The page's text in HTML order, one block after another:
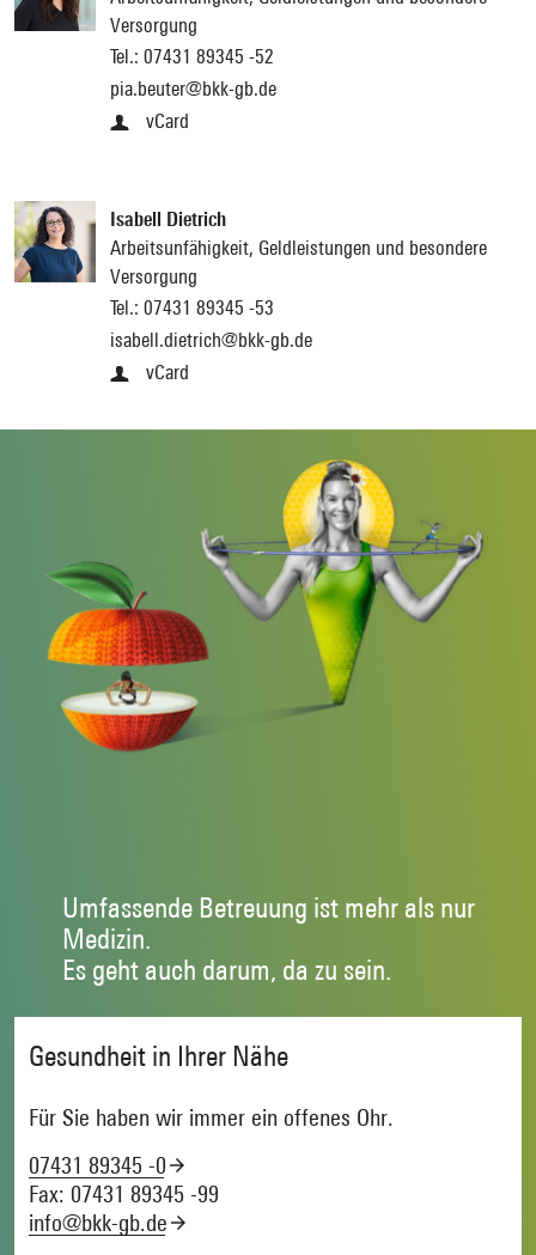
Versorgung
Tel.: 07431 89345 -52
pia.beuter@bkk-gb.de
vCard
Isabell Dietrich
Arbeitsunfähigkeit, Geldleistungen und besondere
Versorgung
Tel.: 07431 89345 -53
isabell.dietrich@bkk-gb.de
vCard
Umfassende Betreuung ist mehr als nur
Medizin.
Es geht auch darum, da zu sein.
Gesundheit in Ihrer Nähe
Für Sie haben wir immer ein offenes Ohr.
07431 89345 -0
Fax: 07431 89345 -99
info@bkk-gb.de